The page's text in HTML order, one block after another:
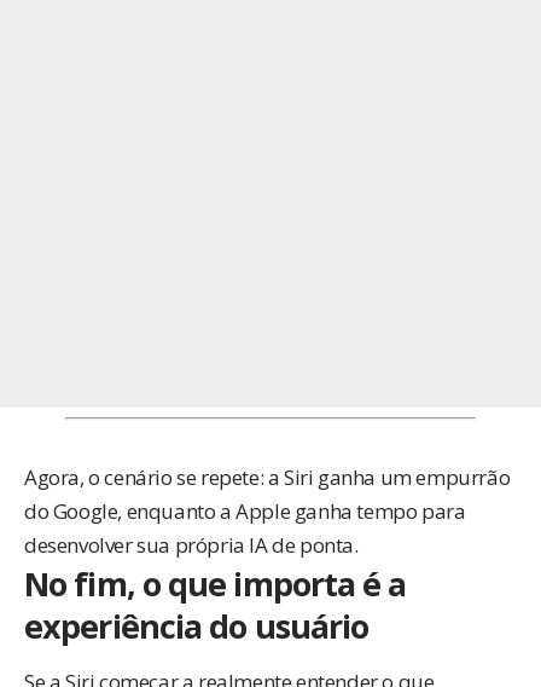
Agora, o cenário se repete: a Siri ganha um empurrão
do Google, enquanto a Apple ganha tempo para
desenvolver sua própria IA de ponta.
No fim, o que importa é a
experiência do usuário